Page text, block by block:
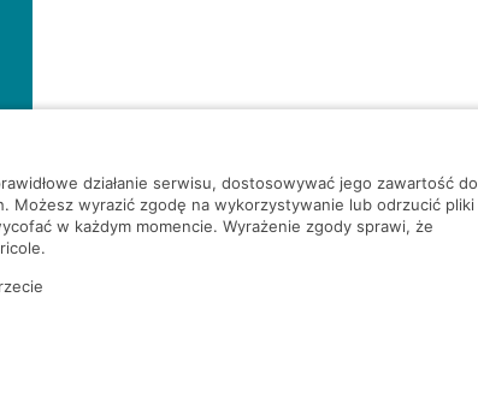
działanie serwisu, dostosowywać jego zawartość do
Możesz wyrazić zgodę na wykorzystywanie lub odrzucić pliki
w każdym momencie. Wyrażenie zgody sprawi, że